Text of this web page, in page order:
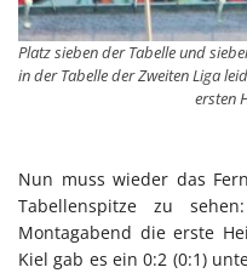
Platz sieben der Tabelle und
in der Tabelle der Zweiten Liga
ersten
Nun muss wieder das
Tabellenspitze zu
Montagabend die erste
Kiel gab es ein 0:2 (0:1)